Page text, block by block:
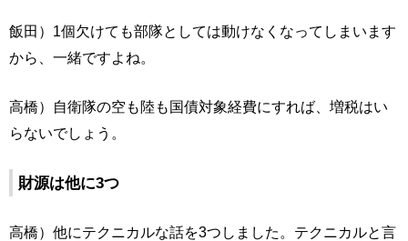
飯田）1個欠けても部隊としては動けなくなってしまいます
から、一緒ですよね。
高橋）自衛隊の空も陸も国債対象経費にすれば、増税はい
らないでしょう。
財源は他に3つ
高橋）他にテクニカルな話を3つしました。テクニカルと言